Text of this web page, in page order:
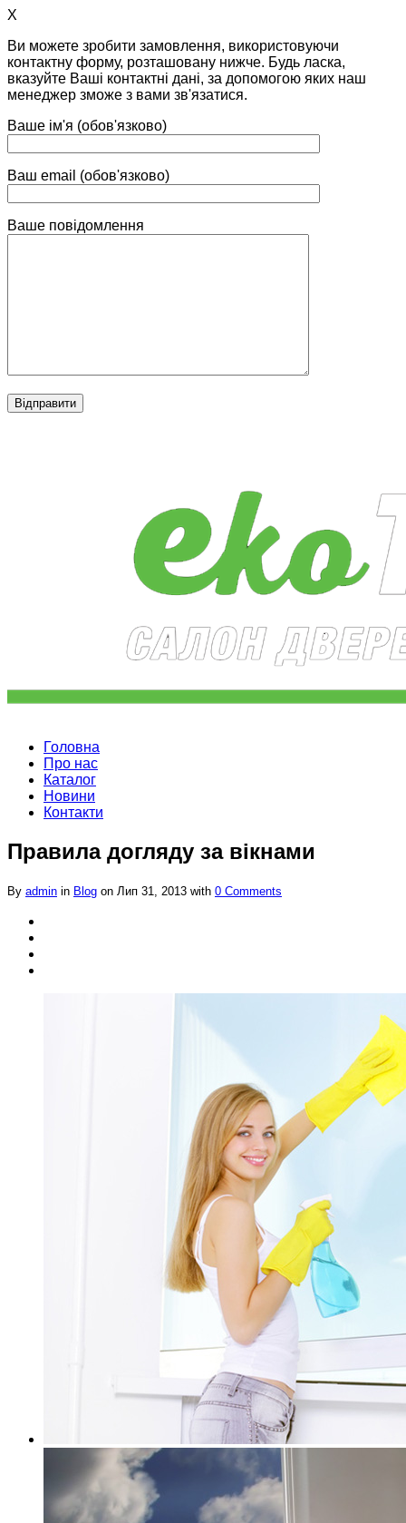
X
Ви можете зробити замовлення, використовуючи
контактну форму, розташовану нижче. Будь ласка,
вказуйте Ваші контактні дані, за допомогою яких наш
менеджер зможе з вами зв'язатися.
Ваше ім'я (обов'язково)
Ваш email (обов'язково)
Ваше повідомлення
Головна
Про нас
Каталог
Новини
Контакти
Правила догляду за вікнами
By admin in Blog on Лип 31, 2013 with 0 Comments